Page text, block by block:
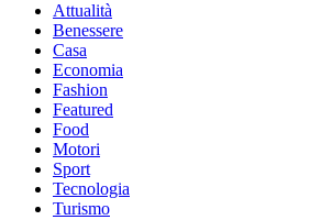
Attualità
Benessere
Casa
Economia
Fashion
Featured
Food
Motori
Sport
Tecnologia
Turismo